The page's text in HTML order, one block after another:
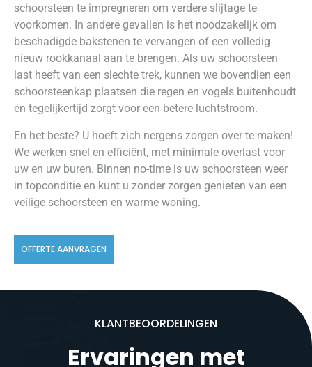
schoorsteen te impregneren om verdere slijtage te
voorkomen. In andere gevallen is het noodzakelijk om
beschadigde bakstenen te vervangen of een volledig
nieuw rookkanaal aan te brengen. Als uw schoorsteen
last heeft van een slechte trek, kunnen we bovendien een
schoorsteenkap plaatsen die regen en vogels buitenhoudt
én tegelijkertijd zorgt voor een betere luchtstroom.
En het beste? U hoeft zich nergens zorgen over te maken!
We werken snel en efficiënt, met minimale overlast voor
uw en uw buren. Binnen no-time is uw schoorsteen weer
in topconditie en kunt u zonder zorgen genieten van een
veilige schoorsteen en warme woning.
OFFERTE AANVRAGEN
KLANTBEOORDELINGEN
Ervaringen met